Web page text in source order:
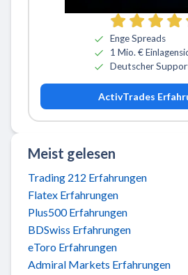
Enge Spreads
1 Mio. €
Deutscher
ActivTrades
Meist gelesen
Trading 212 Erfahrungen
Flatex Erfahrungen
Plus500 Erfahrungen
BDSwiss Erfahrungen
eToro Erfahrungen
Admiral Markets Erfahrungen